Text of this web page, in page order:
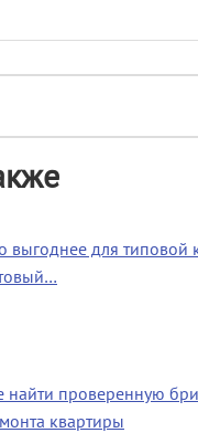
выгоднее для типовой
найти проверенную
квартиры